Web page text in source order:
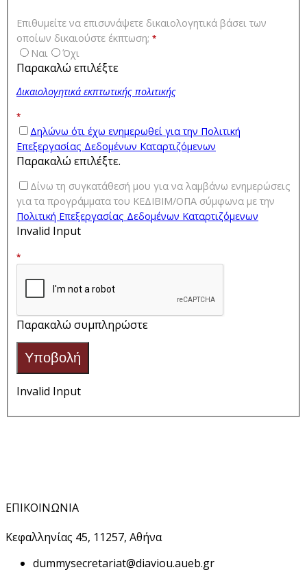
Επιθυμείτε να επισυνάψετε δικαιολογητικά βάσει των
οποίων δικαιούστε έκπτωση; *
Ναι Όχι
Παρακαλώ επιλέξτε
Δικαιολογητικά εκπτωτικής πολιτικής
*
Δηλώνω ότι έχω ενημερωθεί για την Πολιτική
Επεξεργασίας Δεδομένων Καταρτιζόμενων
Παρακαλώ επιλέξτε.
Δίνω τη συγκατάθεσή μου για να λαμβάνω ενημερώσεις
για τα προγράμματα του ΚΕΔΙΒΙΜ/ΟΠΑ σύμφωνα με την
Πολιτική Επεξεργασίας Δεδομένων Καταρτιζόμενων
Invalid Input
*
Παρακαλώ συμπληρώστε
Υποβολή
Invalid Input
ΕΠΙΚΟΙΝΩΝΙΑ
Κεφαλληνίας 45, 11257, Αθήνα
dummysecretariat@diaviou.aueb.gr